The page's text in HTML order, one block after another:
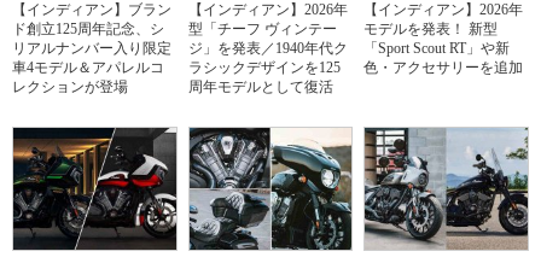
【インディアン】ブラン
ド創立125周年記念、シ
リアルナンバー入り限定
車4モデル＆アパレルコ
レクションが登場
【インディアン】2026年
型「チーフ ヴィンテー
ジ」を発表／1940年代ク
ラシックデザインを125
周年モデルとして復活
【インディアン】2026年
モデルを発表！ 新型
「Sport Scout RT」や新
色・アクセサリーを追加